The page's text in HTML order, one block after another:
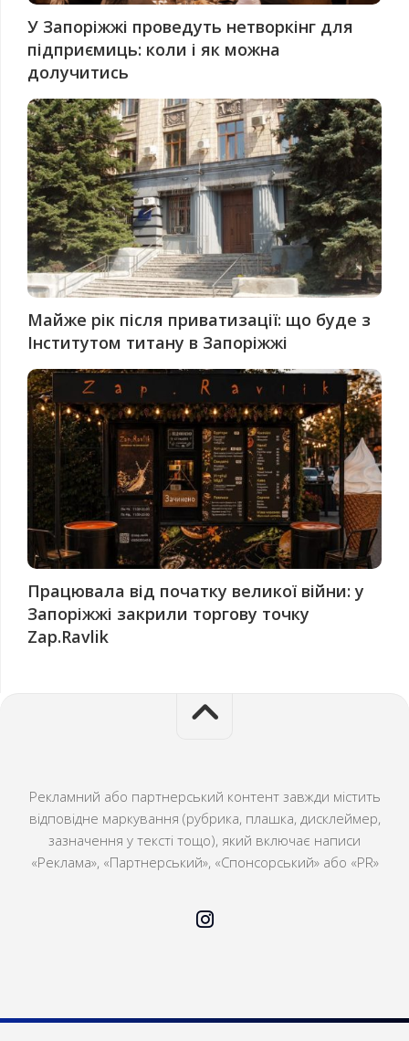
У Запоріжжі проведуть нетворкінг для
підприємиць: коли і як можна
долучитись
Майже рік після приватизації: що буде з
Інститутом титану в Запоріжжі
Працювала від початку великої війни: у
Запоріжжі закрили торгову точку
Zap.Ravlik
Рекламний або партнерський контент завжди містить
відповідне маркування (рубрика, плашка, дисклеймер,
зазначення у тексті тощо), який включає написи
«Реклама», «Партнерський», «Спонсорський» або «PR»